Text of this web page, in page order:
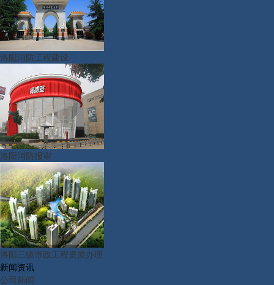
洛阳消防工程建设
洛阳消防报审
洛阳三级市政工程资质办理
新闻资讯
公司新闻